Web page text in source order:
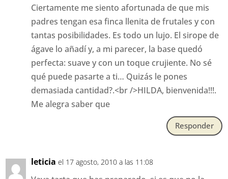
Ciertamente me siento afortunada de que mis
padres tengan esa finca llenita de frutales y con
tantas posibilidades. Es todo un lujo. El sirope de
ágave lo añadí y, a mi parecer, la base quedó
perfecta: suave y con un toque crujiente. No sé
qué puede pasarte a ti… Quizás le pones
demasiada cantidad?.<br />HILDA, bienvenida!!!.
Me alegra saber que
Responder
leticia el 17 agosto, 2010 a las 11:08